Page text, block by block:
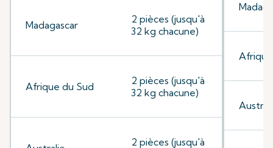
Madagascar
2 pièces (jusqu'à
32 kg chacune)
Afrique du Sud
2 pièces (jusqu'à
32 kg chacune)
2 pièces (jusqu'à